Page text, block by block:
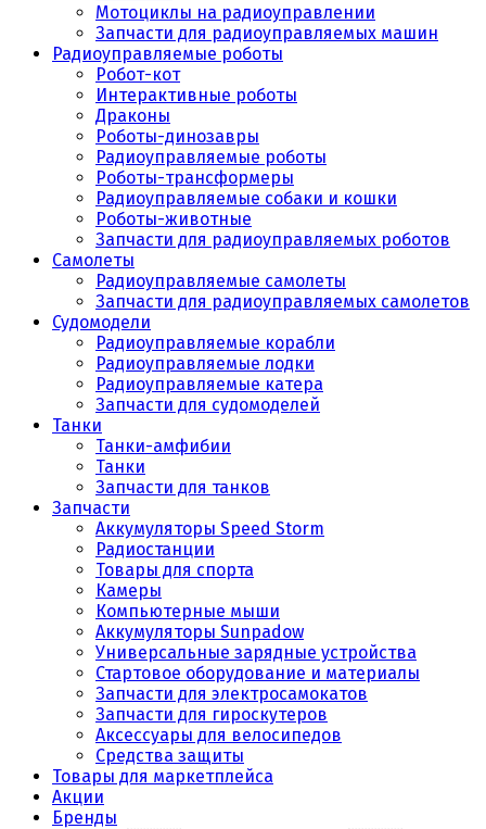
Мотоциклы на радиоуправлении
Запчасти для радиоуправляемых машин
Радиоуправляемые роботы
Робот-кот
Интерактивные роботы
Драконы
Роботы-динозавры
Радиоуправляемые роботы
Роботы-трансформеры
Радиоуправляемые собаки и кошки
Роботы-животные
Запчасти для радиоуправляемых роботов
Самолеты
Радиоуправляемые самолеты
Запчасти для радиоуправляемых самолетов
Судомодели
Радиоуправляемые корабли
Радиоуправляемые лодки
Радиоуправляемые катера
Запчасти для судомоделей
Танки
Танки-амфибии
Танки
Запчасти для танков
Запчасти
Аккумуляторы Speed Storm
Радиостанции
Товары для спорта
Камеры
Компьютерные мыши
Аккумуляторы Sunpadow
Универсальные зарядные устройства
Стартовое оборудование и материалы
Запчасти для электросамокатов
Запчасти для гироскутеров
Аксессуары для велосипедов
Средства защиты
Товары для маркетплейса
Акции
Бренды